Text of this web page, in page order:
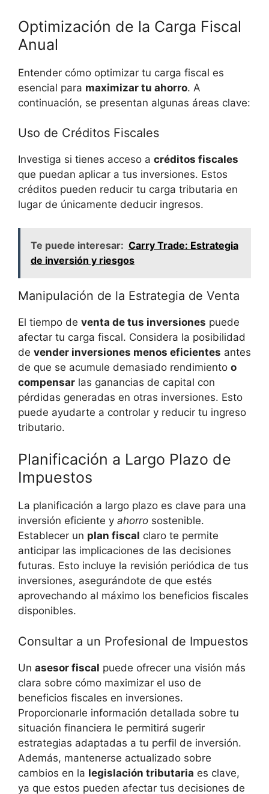
Optimización de la ‍Carga Fiscal
Anual
Entender cómo optimizar tu carga fiscal es
esencial⁤ para maximizar tu ahorro. A
‌continuación, se presentan ⁤algunas áreas clave:
Uso de Créditos Fiscales
Investiga si tienes acceso a créditos fiscales
que puedan ‌aplicar a tus inversiones. Estos
créditos pueden reducir tu carga tributaria en
lugar de únicamente deducir ingresos.
Te puede interesar: Carry Trade: Estrategia
de inversión y riesgos
Manipulación ​de la Estrategia de Venta
El tiempo ⁣de venta de tus inversiones puede
afectar tu‍ carga fiscal. Considera la posibilidad
de vender inversiones menos eficientes antes
de que se acumule demasiado rendimiento o
compensar las ganancias‍ de capital con
pérdidas generadas en otras inversiones. Esto
puede ayudarte a controlar y reducir tu ingreso
tributario.
Planificación a Largo Plazo de⁣
Impuestos
La planificación a largo plazo es ⁤clave para una
inversión eficiente y ahorro ⁤sostenible.
Establecer un plan fiscal claro ‌te permite
anticipar las implicaciones de las decisiones
futuras.‌ Esto incluye la revisión periódica de tus
inversiones, asegurándote de que estés
aprovechando ‌al máximo los beneficios fiscales
disponibles.
Consultar a un Profesional de Impuestos
Un asesor fiscal puede ofrecer una visión más
clara sobre cómo maximizar el uso de
beneficios fiscales en inversiones.
Proporcionarle información detallada sobre ‍tu
situación financiera le permitirá sugerir
estrategias adaptadas a tu perfil de inversión.
Además, mantenerse actualizado sobre
cambios en la legislación tributaria es clave,
ya que estos ⁣pueden afectar tus‌ decisiones de